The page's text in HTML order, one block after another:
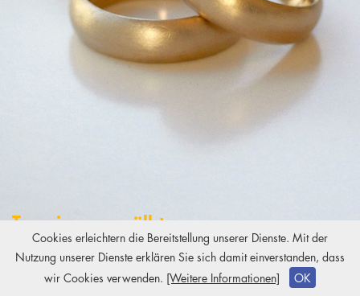
Cookies erleichtern die Bereitstellung unserer Dienste. Mit der
Nutzung unserer Dienste erklären Sie sich damit einverstanden, dass
wir Cookies verwenden. [Weitere Informationen] OK
Trauringe gewölbt
Gold 750/-
Copyright 2026 Kiki Brodmerkel